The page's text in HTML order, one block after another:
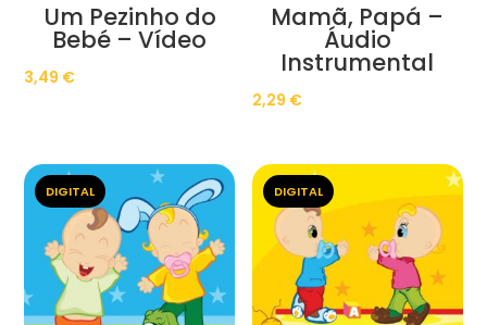
Um Pezinho do
Bebé – Vídeo
3,49 €
Mamã, Papá –
Áudio
Instrumental
2,29 €
DIGITAL DIGITAL